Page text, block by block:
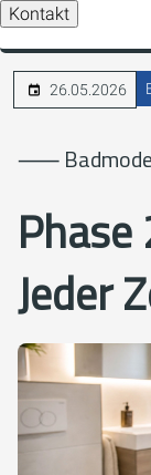
Kontakt
26.05.2026
⸺
Phase
Jeder